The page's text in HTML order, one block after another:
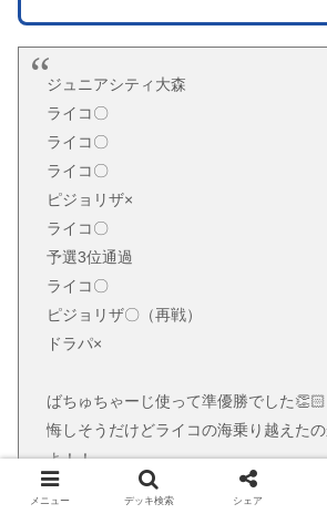
ジュニアシティ大森
ライコ〇
ライコ〇
ライコ〇
ピジョリザ×
ライコ〇
予選3位通過
ライコ〇
ピジョリザ〇（再戦）
ドラパ×
ばちゅちゃーじ使って準優勝でした👏🏻
悔しそうだけどライコの海乗り越えた
よ！！
応援してくれた人ありがとございまし
メニュー デッキ検索 シェア